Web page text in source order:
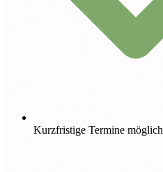
Kurzfristige Termine möglich